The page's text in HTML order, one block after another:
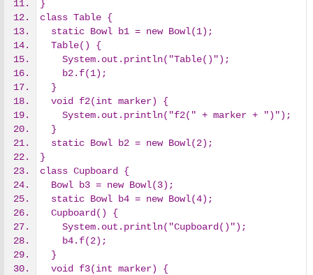
}
class Table {
  static Bowl b1 = new Bowl(1);
  Table() {
    System.out.println("Table()");
    b2.f(1);
  }
  void f2(int marker) {
    System.out.println("f2(" + marker + ")");
  }
  static Bowl b2 = new Bowl(2);
}
class Cupboard {
  Bowl b3 = new Bowl(3);
  static Bowl b4 = new Bowl(4);
  Cupboard() {
    System.out.println("Cupboard()");
    b4.f(2);
  }
  void f3(int marker) {